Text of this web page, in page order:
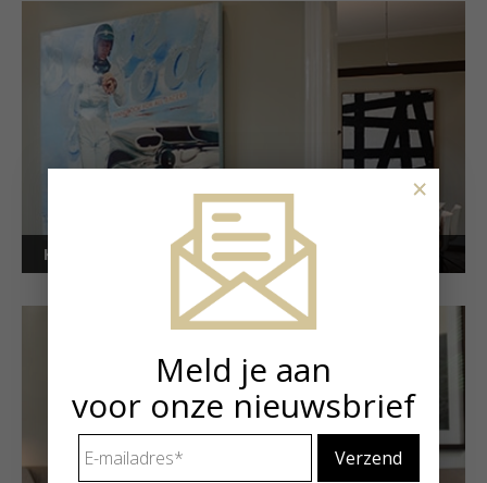
Kunstuitleen voor bedrijven
Meld je aan
voor onze nieuwsbrief
mailadres *
×